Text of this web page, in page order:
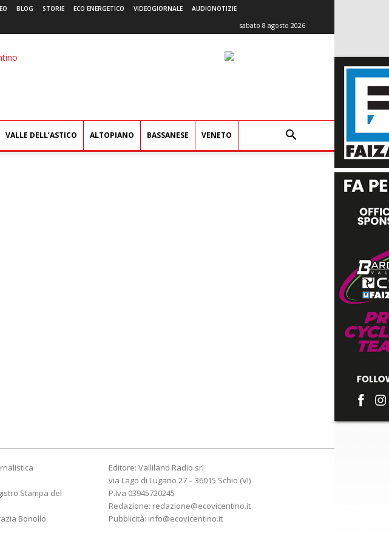
BLOG STORIE ECO ENERGETICO VIDEOGIORNALE AUDIONOTIZIE
sabato 8 agosto 2026
VALLE DELL’ASTICO ALTOPIANO BASSANESE VENETO
Stampa del
Bonollo
Editore: Valliland Radio srl
via Lago di Lugano 27 – 36015 Schio (VI)
P.Iva 03945720245
Redazione: redazione@ecovicentino.it
Pubblicità: info@ecovicentino.it